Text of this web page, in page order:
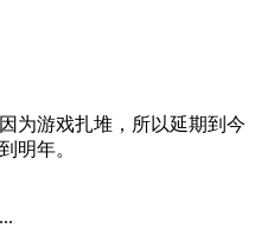
为游戏扎堆，所以延期到今
明年。